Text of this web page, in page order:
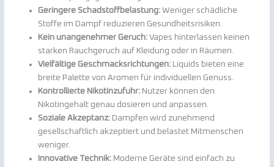
Geringere Schadstoffbelastung: Weniger schädliche
Stoffe im Dampf reduzieren Gesundheitsrisiken.
Kein unangenehmer Geruch: Vapes hinterlassen keinen
starken Rauchgeruch auf Kleidung oder in Räumen.
Vielfältige Geschmacksrichtungen: Liquids bieten eine
breite Palette von Aromen für individuellen Genuss.
Kontrollierte Nikotinzufuhr: Nutzer können den
Nikotingehalt genau dosieren und anpassen.
Soziale Akzeptanz: Dampfen wird zunehmend
gesellschaftlich akzeptiert und belastet Mitmenschen
weniger.
Innovative Technik: Moderne Geräte sind einfach zu